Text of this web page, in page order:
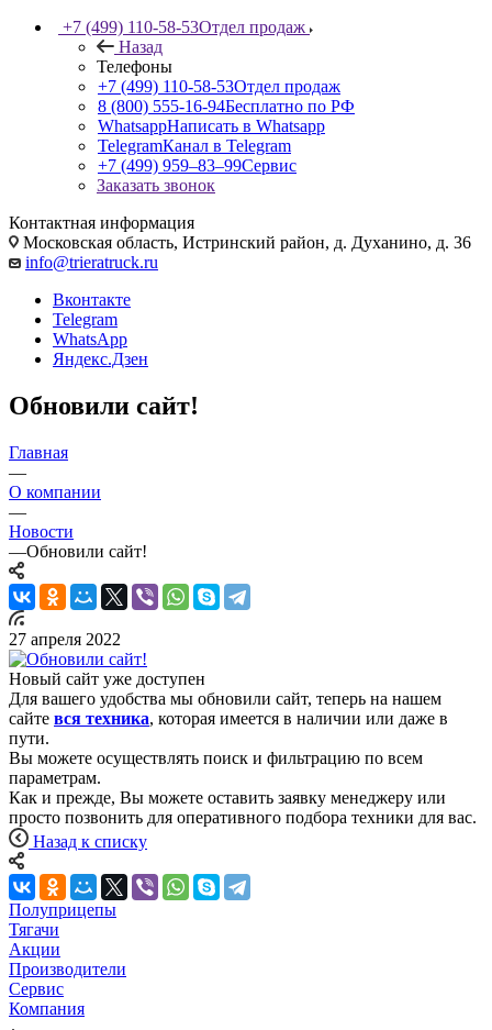
+7 (499) 110-58-53Отдел продаж
Назад
Телефоны
+7 (499) 110-58-53Отдел продаж
8 (800) 555-16-94Бесплатно по РФ
WhatsappНаписать в Whatsapp
TelegramКанал в Telegram
+7 (499) 959‒83‒99Сервис
Заказать звонок
Контактная информация
Московская область, Истринский район, д. Духанино, д. 36
info@trieratruck.ru
Вконтакте
Telegram
WhatsApp
Яндекс.Дзен
Обновили сайт!
Главная
—
О компании
—
Новости
—Обновили сайт!
27 апреля 2022
Новый сайт уже доступен
Для вашего удобства мы обновили сайт, теперь на нашем
сайте вся техника, которая имеется в наличии или даже в
пути.
Вы можете осуществлять поиск и фильтрацию по всем
параметрам.
Как и прежде, Вы можете оставить заявку менеджеру или
просто позвонить для оперативного подбора техники для вас.
Назад к списку
Полуприцепы
Тягачи
Акции
Производители
Сервис
Компания